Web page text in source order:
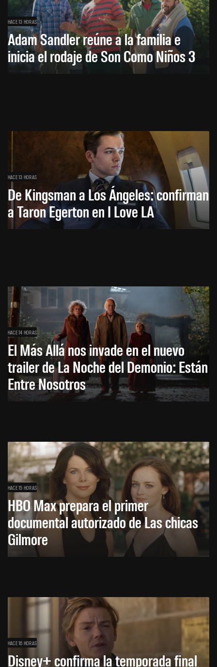
HACE 13 HORAS
Adam Sandler reúne a la familia e
inicia el rodaje de Son Como Niños 3
HACE 13 HORAS
De Kingsman a Los Ángeles: confirman
a Taron Egerton en I Love LA
HACE 14 HORAS
El Más Allá nos invade en el nuevo
trailer de La Noche del Demonio: Están
Entre Nosotros
HACE 15 HORAS
HBO Max prepara el primer
documental autorizado de Las chicas
Gilmore
HACE 16 HORAS
Disney+ confirma la temporada final